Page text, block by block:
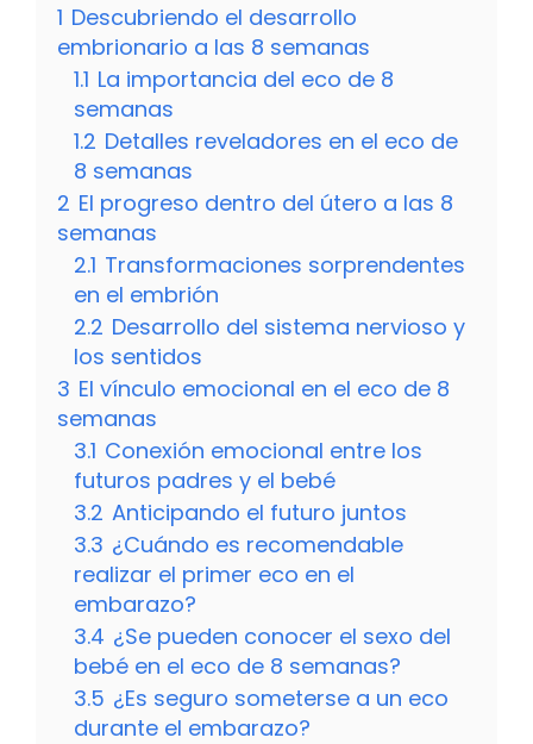
1 Descubriendo el desarrollo
embrionario a las 8 semanas
1.1 La importancia del eco de 8
semanas
1.2 Detalles reveladores en el eco de
8 semanas
2 El progreso dentro del útero a las 8
semanas
2.1 Transformaciones sorprendentes
en el embrión
2.2 Desarrollo del sistema nervioso y
los sentidos
3 El vínculo emocional en el eco de 8
semanas
3.1 Conexión emocional entre los
futuros padres y el bebé
3.2 Anticipando el futuro juntos
3.3 ¿Cuándo es recomendable
realizar el primer eco en el
embarazo?
3.4 ¿Se pueden conocer el sexo del
bebé en el eco de 8 semanas?
3.5 ¿Es seguro someterse a un eco
durante el embarazo?